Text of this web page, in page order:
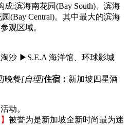
:滨海南花园(Bay South)、滨海
(Bay Central)。其中最大的滨海
观区域。
沙 ▶S.E.A 海洋馆、环球影城
]晚餐[自理]住宿： 新加坡四星酒
动。
被誉为是新加坡全新时尚最为迷